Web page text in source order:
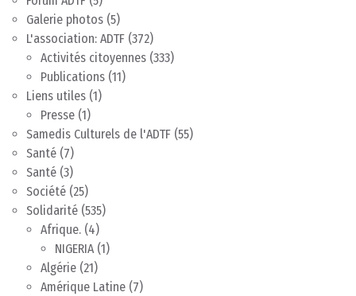
Galerie photos (5)
L'association: ADTF (372)
Activités citoyennes (333)
Publications (11)
Liens utiles (1)
Presse (1)
Samedis Culturels de l'ADTF (55)
Santé (7)
Santé (3)
Société (25)
Solidarité (535)
Afrique. (4)
NIGERIA(1)
Algérie (21)
Amérique Latine (7)